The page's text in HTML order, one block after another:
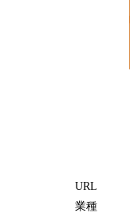
URL
業種